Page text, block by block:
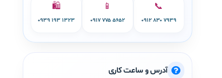
📞
۰۹۱۲ ۸۳۰ ۷۹۳۹
📱
۰۹۱۷ ۷۷۵ ۵۶۵۲
🛍️
۰۹۳۹ ۱۹۳ ۱۳۲۳
آدرس و ساعت کاری